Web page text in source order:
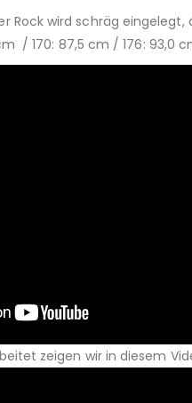
Rock wird schräg
/ 170: 87,5 cm / 176: 93,0
zeigen wir in diesem